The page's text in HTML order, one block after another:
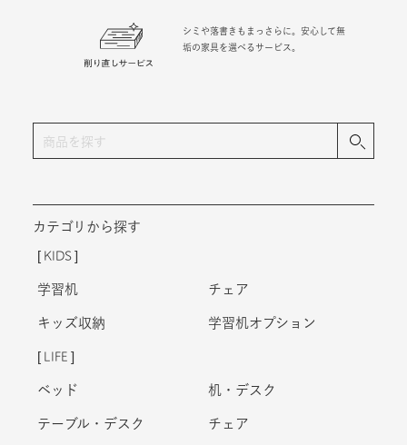
シミや落書きもまっさらに。安心して無
垢の家具を選べるサービス。
カテゴリから探す
KIDS
学習机 チェア
キッズ収納 学習机オプション
LIFE
ベッド 机・デスク
テーブル・デスク チェア